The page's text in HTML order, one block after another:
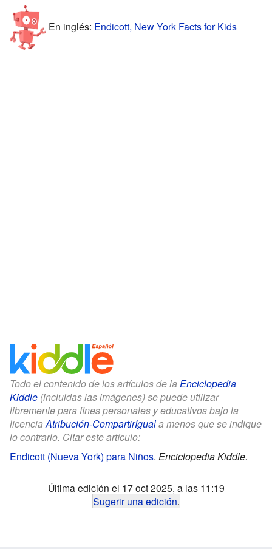
En inglés: Endicott, New York Facts for Kids
Todo el contenido de los artículos de la Enciclopedia
Kiddle (incluidas las imágenes) se puede utilizar
libremente para fines personales y educativos bajo la
licenciaAtribución-CompartirIguala menos que se indique
lo contrario. Citar este artículo:
Endicott (Nueva York) para Niños. Enciclopedia Kiddle.
Última edición el 17 oct 2025, a las 11:19
Sugerir una edición.